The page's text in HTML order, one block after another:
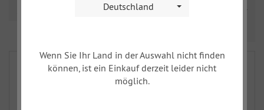
Deutschland
Wenn Sie Ihr Land in der Auswahl nicht finden
können, ist ein Einkauf derzeit leider nicht
möglich.